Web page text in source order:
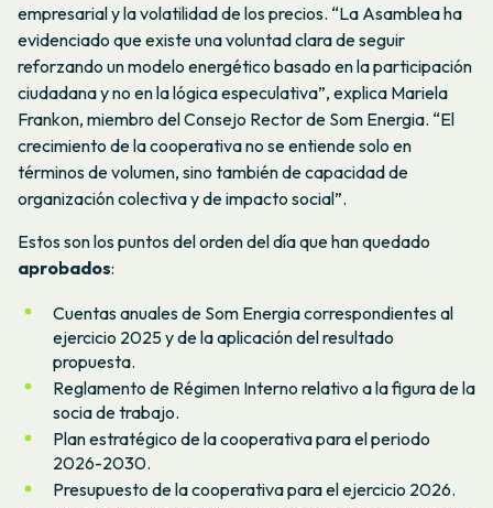
empresarial y la volatilidad de los precios. “La Asamblea ha
evidenciado que existe una voluntad clara de seguir
reforzando un modelo energético basado en la participación
ciudadana y no en la lógica especulativa”, explica Mariela
Frankon, miembro del Consejo Rector de Som Energia. “El
crecimiento de la cooperativa no se entiende solo en
términos de volumen, sino también de capacidad de
organización colectiva y de impacto social”.
Estos son los puntos del orden del día que han quedado
aprobados:
Cuentas anuales de Som Energia correspondientes al
ejercicio 2025 y de la aplicación del resultado
propuesta.
Reglamento de Régimen Interno relativo a la figura de la
socia de trabajo.
Plan estratégico de la cooperativa para el periodo
2026-2030.
Presupuesto de la cooperativa para el ejercicio 2026.